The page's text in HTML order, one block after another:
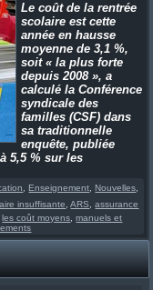
Le coût de la rentrée
scolaire est cette
année en hausse
moyenne de 3,1 %,
soit « la plus forte
depuis 2008 », a
calculé la Conférence
syndicale des
familles (CSF) dans
sa traditionnelle
enquête, publiée
5,5 % sur les
Enseignement Nouvelles
insuffisante ,ARS ,assurance
,les coût moyens ,manuels et